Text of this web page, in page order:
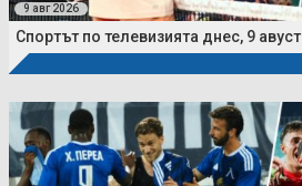
9 авг 2026
Спортът по телевизията днес, 9 авуст